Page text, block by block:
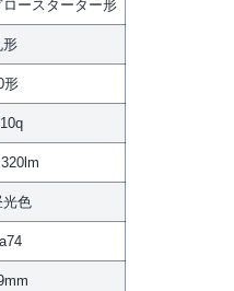
ロースターター形
形
形
光色